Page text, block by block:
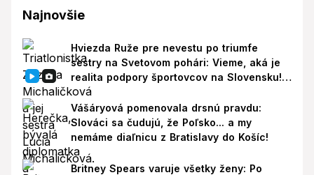
Najnovšie
Hviezda Ruže pre nevestu po triumfe
sestry na Svetovom pohári: Vieme, aká je
realita podpory športovcov na Slovensku!
Prišla reakcia
Vášáryová pomenovala drsnú pravdu:
Slováci sa čudujú, že Poľsko... a my
nemáme diaľnicu z Bratislavy do Košíc!
Britney Spears varuje všetky ženy: Po